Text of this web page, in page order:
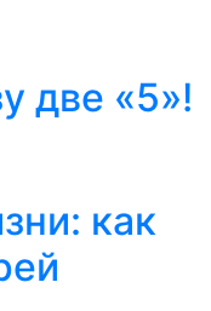
две «5»!
как